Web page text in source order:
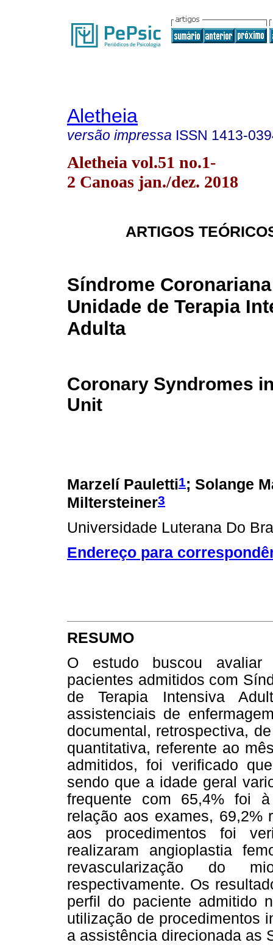
Aletheia
versão impressa ISSN 1413-
Aletheia vol.51 no.1-
2 Canoas jan./dez. 2018
ARTIGOS
Síndrome
Unidade de Terapia
Adulta
Coronary Syndromes
Unit
Marzelí Pauletti1; Solange
Miltersteiner3
Universidade Luterana Do
Endereço para
RESUMO
O estudo buscou avaliar
pacientes admitidos com
de Terapia Intensiva
assistenciais de
documental, retrospectiva,
quantitativa, referente ao
admitidos, foi verificado
sendo que a idade geral
frequente com 65,4% foi
relação aos exames, 69,2%
aos procedimentos foi
realizaram angioplastia
revascularização do
respectivamente. Os
perfil do paciente admitido
utilização de procedimentos
a assistência direcionada as